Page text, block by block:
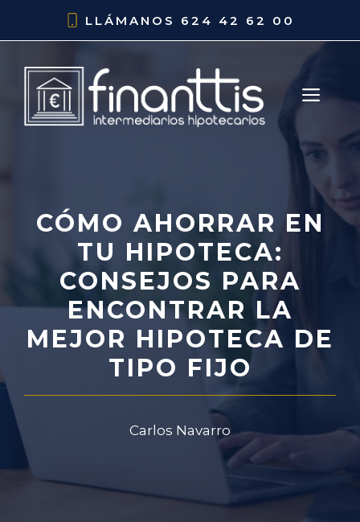
LLÁMANOS 624 42 62 00
CÓMO AHORRAR EN
TU HIPOTECA:
CONSEJOS PARA
ENCONTRAR LA
MEJOR HIPOTECA DE
TIPO FIJO
Carlos Navarro